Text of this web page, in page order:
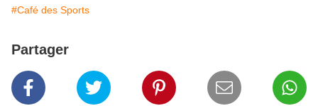
#Café des Sports
Partager